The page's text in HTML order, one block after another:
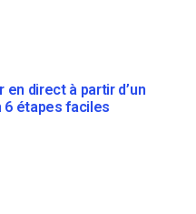
direct à partir d’un
6 étapes faciles